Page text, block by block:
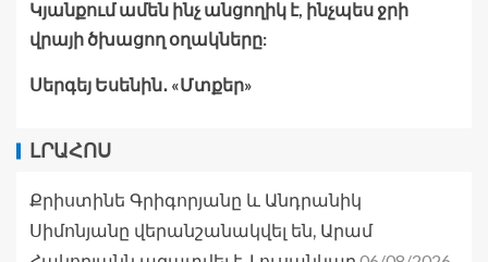
Կյանքում ամեն ինչ անցողիկ է, ինչպես ջրի
վրայի ծխացող օղակները:
Սերգեյ Եսենին․ «Մտքեր»
ԼՐԱՀՈՍ
Քրիստինե Գրիգորյանը և Անդրանիկ
Սիմոնյանը վերանշանակվել են, Արամ